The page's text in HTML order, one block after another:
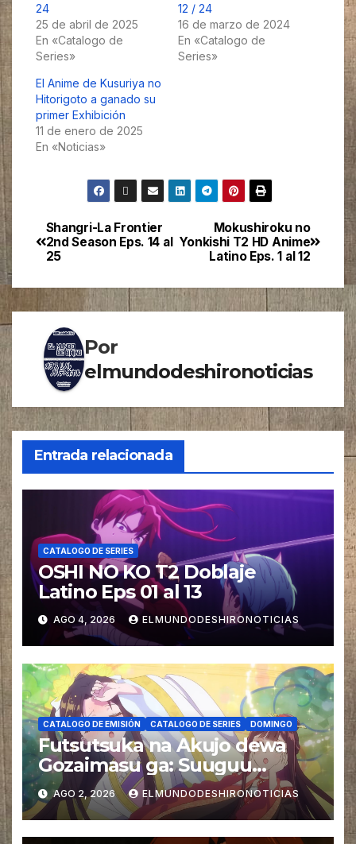
24
25 de abril de 2025
En «Catalogo de
Series»
12 / 24
16 de marzo de 2024
En «Catalogo de
Series»
El Anime de Kusuriya no
Hitorigoto a ganado su
primer Exhibición
11 de enero de 2025
En «Noticias»
Mokushiroku no
Yonkishi T2 HD Anime
Latino Eps. 1 al 12
Shangri-La Frontier
2nd Season Eps. 14 al
25
Por
elmundodeshironoticias
Entrada relacionada
CATALOGO DE SERIES
OSHI NO KO T2 Doblaje
Latino Eps 01 al 13
AGO 4, 2026 ELMUNDODESHIRONOTICIAS
CATALOGO DE EMISIÓN CATALOGO DE SERIES DOMINGO
Futsutsuka na Akujo dewa
Gozaimasu ga: Suuguu
Chouso Torikae Den Doblaje
AGO 2, 2026 ELMUNDODESHIRONOTICIAS